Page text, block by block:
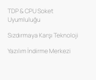
TDP & CPU Soket
Uyumluluğu
Sızdırmaya Karşı Teknoloji
Yazılım İndirme Merkezi